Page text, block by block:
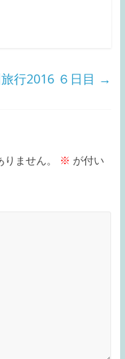
行2016 ６日目 →
ません。 ※ が付い